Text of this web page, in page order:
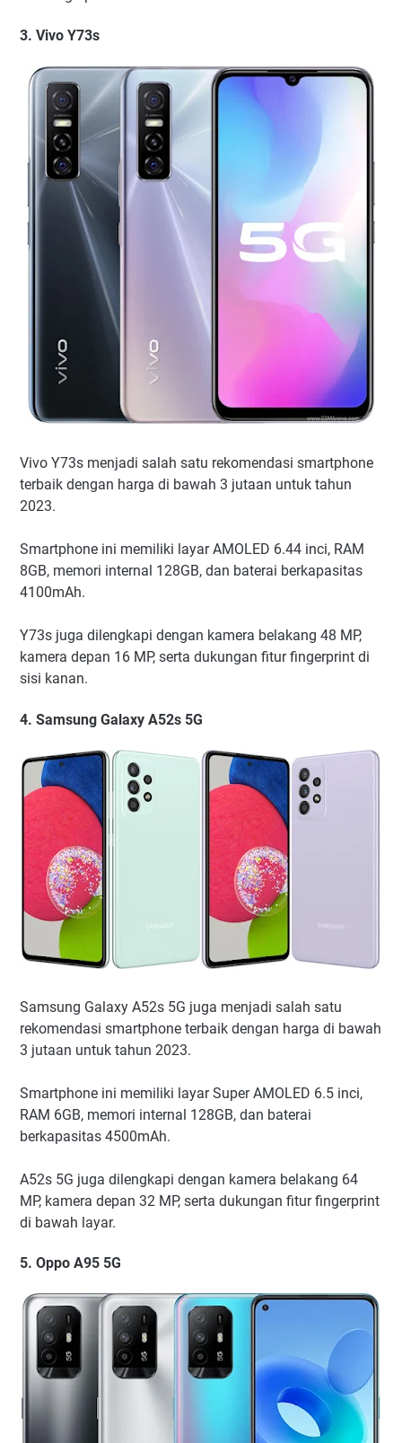
3. Vivo Y73s
Vivo Y73s menjadi salah satu rekomendasi smartphone
terbaik dengan harga di bawah 3 jutaan untuk tahun
2023.
Smartphone ini memiliki layar AMOLED 6.44 inci, RAM
8GB, memori internal 128GB, dan baterai berkapasitas
4100mAh.
Y73s juga dilengkapi dengan kamera belakang 48 MP,
kamera depan 16 MP, serta dukungan fitur fingerprint di
sisi kanan.
4. Samsung Galaxy A52s 5G
Samsung Galaxy A52s 5G juga menjadi salah satu
rekomendasi smartphone terbaik dengan harga di bawah
3 jutaan untuk tahun 2023.
Smartphone ini memiliki layar Super AMOLED 6.5 inci,
RAM 6GB, memori internal 128GB, dan baterai
berkapasitas 4500mAh.
A52s 5G juga dilengkapi dengan kamera belakang 64
MP, kamera depan 32 MP, serta dukungan fitur fingerprint
di bawah layar.
5. Oppo A95 5G